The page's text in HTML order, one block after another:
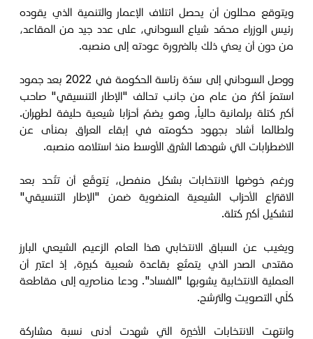
ويتوقع محللون أن يحصل ائتلاف الإعمار والتنمية الذي يقوده
رئيس الوزراء محمّد شياع السوداني، على عدد جيد من المقاعد،
من دون أن يعني ذلك بالضرورة عودته إلى منصبه.
ووصل السوداني إلى سدّة رئاسة الحكومة في 2022 بعد جمود
استمرّ أكثر من عام من جانب تحالف "الإطار التنسيقي" صاحب
أكبر كتلة برلمانية حالياً، وهو يضمّ أحزابا شيعية حليفة لطهران.
ولطالما أشاد بجهود حكومته في إبقاء العراق بمنأى عن
الاضطرابات التي شهدها الشرق الأوسط منذ استلامه منصبه.
ورغم خوضها الانتخابات بشكل منفصل، يُتوقّع أن تتّحد بعد
الاقتراع الأحزاب الشيعية المنضوية ضمن "الإطار التنسيقي"
لتشكيل أكبر كتلة.
ويغيب عن السباق الانتخابي هذا العام الزعيم الشيعي البارز
مقتدى الصدر الذي يتمتّع بقاعدة شعبية كبيرة، إذ اعتبر أن
العملية الانتخابية يشوبها "الفساد". ودعا مناصريه إلى مقاطعة
كلَي التصويت والترشح.
وانتهت الانتخابات الأخيرة التي شهدت أدنى نسبة مشاركة